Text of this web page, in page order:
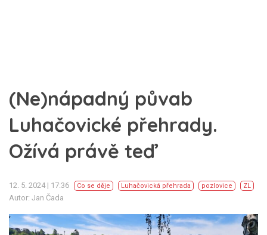
(Ne)nápadný půvab
Luhačovické přehrady.
Ožívá právě teď
12. 5. 2024 | 17:36 Co se děje Luhačovická přehrada pozlovice ZL
Autor: Jan Čada